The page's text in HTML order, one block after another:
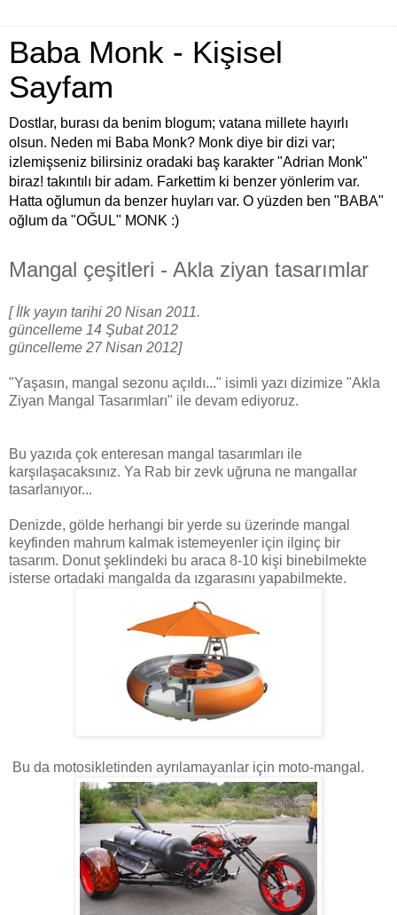
Baba Monk - Kişisel
Sayfam
Dostlar, burası da benim blogum; vatana millete hayırlı
olsun. Neden mi Baba Monk? Monk diye bir dizi var;
izlemişseniz bilirsiniz oradaki baş karakter "Adrian Monk"
biraz! takıntılı bir adam. Farkettim ki benzer yönlerim var.
Hatta oğlumun da benzer huyları var. O yüzden ben "BABA"
oğlum da "OĞUL" MONK :)
Mangal çeşitleri - Akla ziyan tasarımlar
[ İlk yayın tarihi 20 Nisan 2011.
güncelleme 14 Şubat 2012
güncelleme 27 Nisan 2012]
"Yaşasın, mangal sezonu açıldı..." isimli yazı dizimize "Akla
Ziyan Mangal Tasarımları" ile devam ediyoruz.
Bu yazıda çok enteresan mangal tasarımları ile
karşılaşacaksınız. Ya Rab bir zevk uğruna ne mangallar
tasarlanıyor...
Denizde, gölde herhangi bir yerde su üzerinde mangal
keyfinden mahrum kalmak istemeyenler için ilginç bir
tasarım. Donut şeklindeki bu araca 8-10 kişi binebilmekte
isterse ortadaki mangalda da ızgarasını yapabilmekte.
Bu da motosikletinden ayrılamayanlar için moto-mangal.